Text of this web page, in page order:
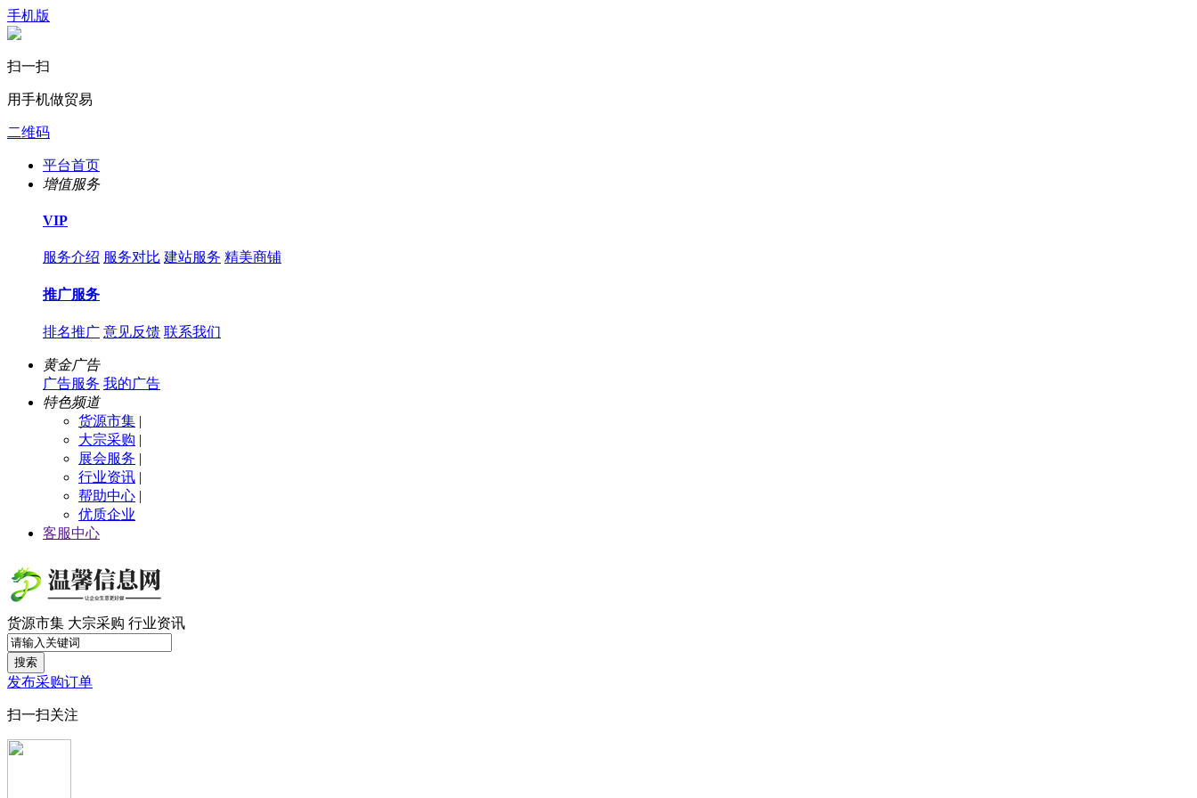
手机版
扫一扫
用手机做贸易
二维码
平台首页
增值服务
VIP
服务介绍 服务对比 建站服务 精美商铺
推广服务
排名推广 意见反馈 联系我们
黄金广告
广告服务 我的广告
特色频道
货源市集 |
大宗采购 |
展会服务 |
行业资讯 |
帮助中心 |
优质企业
客服中心
货源市集 大宗采购 行业资讯
搜索
发布采购订单
扫一扫关注